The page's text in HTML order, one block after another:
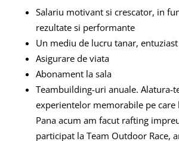
Salariu motivant si crescator, in
rezultate si performante
Un mediu de lucru tanar,
Asigurare de viata
Abonament la sala
Teambuilding-uri anuale. Alatura-
experientelor memorabile pe care
Pana acum am facut rafting
participat la Team Outdoor Race,